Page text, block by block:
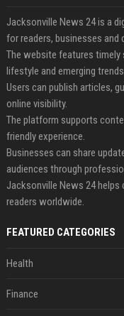
Jacksonville News 24 is a
for readers, businesses
The website features timely
lifestyle and emerging
Users can publish articles,
online visibility.
The platform supports
friendly experience.
Businesses can share
audiences through
Jacksonville News 24
readers worldwide.
FEATURED CATEGORIES
Health
Finance